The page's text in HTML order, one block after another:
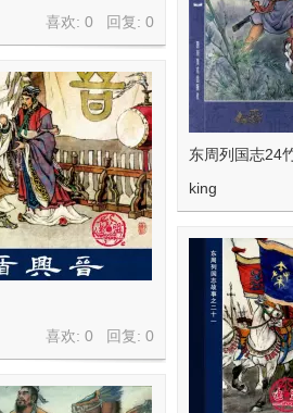
喜欢: 0 回复: 0
东周列国志24
king
喜欢: 0 回复: 0